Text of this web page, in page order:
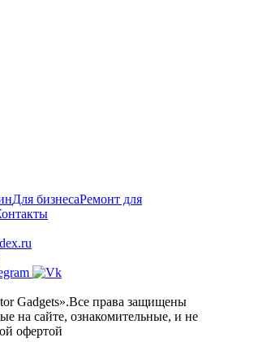
Для бизнесаРемонт для
Gadgets».Все права защищены
на сайте, ознакомительные, и не
офертой